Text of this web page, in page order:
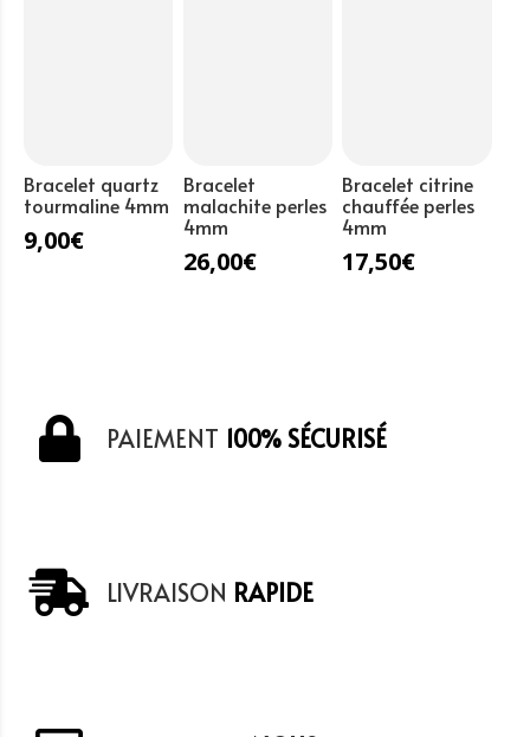
Bracelet quartz
tourmaline 4mm
9,00€
Bracelet
malachite perles
4mm
26,00€
Bracelet citrine
chauffée perles
4mm
17,50€
PAIEMENT 100% SÉCURISÉ
LIVRAISON RAPIDE